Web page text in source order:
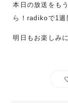
本日の放送をも
ら！radikoで1週
明日もお楽しみ